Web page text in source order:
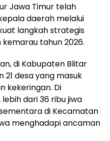
Jawa Timur telah
daerah melalui
langkah strategis
tahun 2026.
di Kabupaten Blitar
desa yang masuk
kekeringan. Di
dari 36 ribu jiwa
di Kecamatan
menghadapi ancaman